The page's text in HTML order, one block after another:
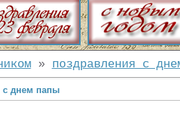
» поздравления с
с днем папы